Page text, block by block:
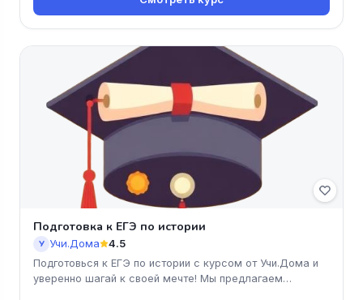
Подготовка к ЕГЭ по истории
У Учи.Дома 4.5
Подготовься к ЕГЭ по истории с курсом от Учи.Дома и
уверенно шагай к своей мечте! Мы предлагаем